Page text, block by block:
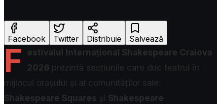
Facebook Twitter Distribuie Salvează
F
estivalul Internațional Shakespeare Craiova
2026 prezintă secțiunile care duc teatrul în
mijlocul orașului și al comunităților sale:
Shakespeare Squares și Shakespeare